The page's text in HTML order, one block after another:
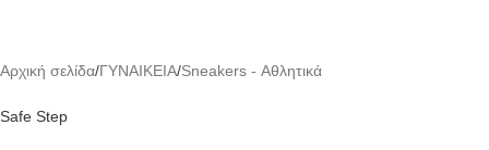
Αρχική σελίδα/ΓΥΝΑΙΚΕΙΑ/Sneakers - Αθλητικά
Safe Step